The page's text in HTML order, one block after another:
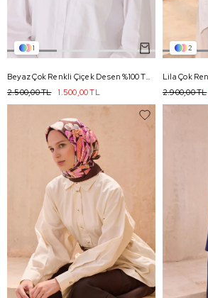
1
Beyaz Çok Renkli Çiçek Desen %100 Twill İpek Eşarp 4038 - 31
1.500,00 TL
2.500,00 TL
2
2.900,00 TL